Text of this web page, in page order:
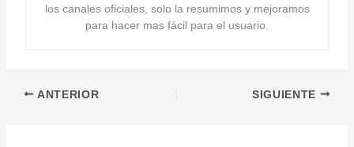
los canales oficiales, solo la resumimos y mejoramos
para hacer mas fácil para el usuario.
ANTERIOR SIGUIENTE